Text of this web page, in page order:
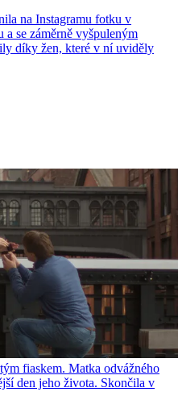
na Instagramu fotku v
a se záměrně vyšpuleným
díky žen, které v ní uviděly
fiaskem. Matka odvážného
den jeho života. Skončila v